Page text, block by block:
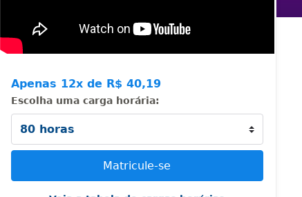
Apenas 12x de R$ 40,19
Escolha uma carga horária: